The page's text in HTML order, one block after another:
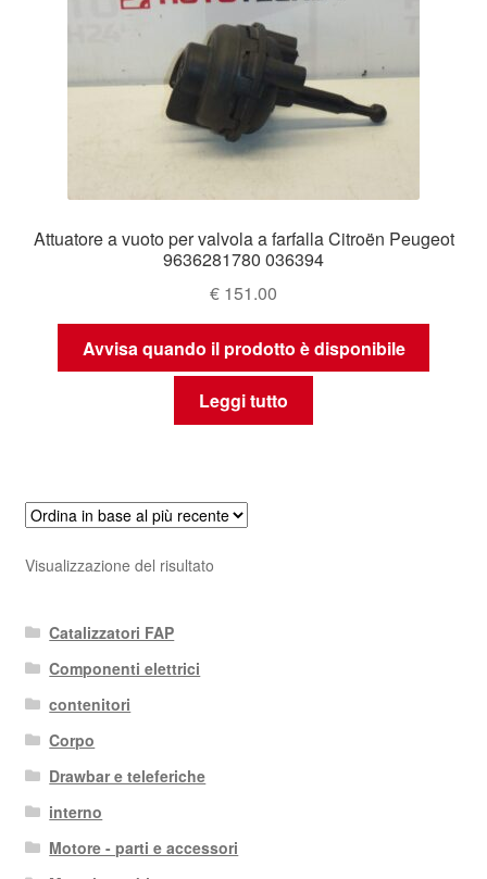
Attuatore a vuoto per valvola a farfalla Citroën Peugeot
9636281780 036394
€ 151.00
Avvisa quando il prodotto è disponibile
Leggi tutto
Visualizzazione del risultato
Catalizzatori FAP
Componenti elettrici
contenitori
Corpo
Drawbar e teleferiche
interno
Motore - parti e accessori